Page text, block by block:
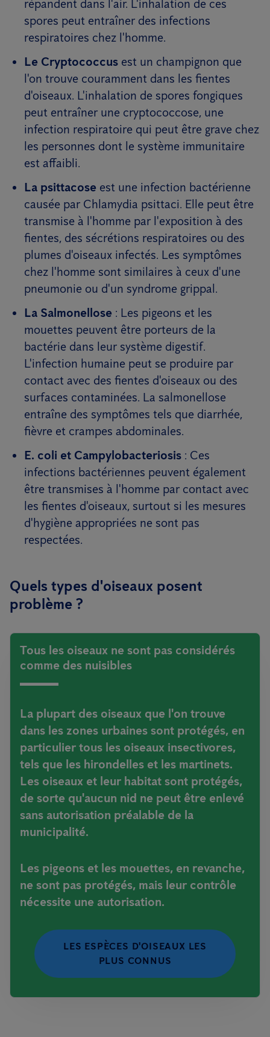
répandent dans l'air. L'inhalation de ces
spores peut entraîner des infections
respiratoires chez l'homme.
Le Cryptococcus est un champignon que
l'on trouve couramment dans les fientes
d'oiseaux. L'inhalation de spores fongiques
peut entraîner une cryptococcose, une
infection respiratoire qui peut être grave chez
les personnes dont le système immunitaire
est affaibli.
La psittacose est une infection bactérienne
causée par Chlamydia psittaci. Elle peut être
transmise à l'homme par l'exposition à des
fientes, des sécrétions respiratoires ou des
plumes d'oiseaux infectés. Les symptômes
chez l'homme sont similaires à ceux d'une
pneumonie ou d'un syndrome grippal.
La Salmonellose : Les pigeons et les
mouettes peuvent être porteurs de la
bactérie dans leur système digestif.
L'infection humaine peut se produire par
contact avec des fientes d'oiseaux ou des
surfaces contaminées. La salmonellose
entraîne des symptômes tels que diarrhée,
fièvre et crampes abdominales.
E. coli et Campylobacteriosis : Ces
infections bactériennes peuvent également
être transmises à l'homme par contact avec
les fientes d'oiseaux, surtout si les mesures
d'hygiène appropriées ne sont pas
respectées.
Quels types d'oiseaux posent
problème ?
Tous les oiseaux ne sont pas considérés
comme des nuisibles
La plupart des oiseaux que l'on trouve
dans les zones urbaines sont protégés, en
particulier tous les oiseaux insectivores,
tels que les hirondelles et les martinets.
Les oiseaux et leur habitat sont protégés,
de sorte qu'aucun nid ne peut être enlevé
sans autorisation préalable de la
municipalité.
Les pigeons et les mouettes, en revanche,
ne sont pas protégés, mais leur contrôle
nécessite une autorisation.
LES ESPÈCES D'OISEAUX LES
PLUS CONNUS